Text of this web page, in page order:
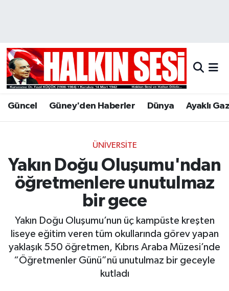
Güncel Güney'den Haberler Dünya Ayaklı
ÜNIVERSITE
Yakın Doğu Oluşumu'ndan
öğretmenlere unutulmaz
bir gece
Yakın Doğu Oluşumu’nun üç kampüste kreşten
liseye eğitim veren tüm okullarında görev yapan
yaklaşık 550 öğretmen, Kıbrıs Araba Müzesi’nde
“Öğretmenler Günü”nü unutulmaz bir geceyle
kutladı
Hava Durumu
Trafik Durumu
Son Dakika Haberleri
Haber Arşivi